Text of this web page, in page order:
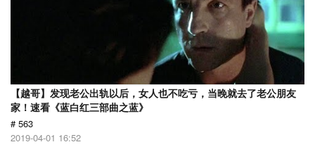
【越哥】发现老公出轨以后，女人也不吃亏，当晚就去了老公朋友
家！速看《蓝白红三部曲之蓝》
# 563
2019-04-01 16:52